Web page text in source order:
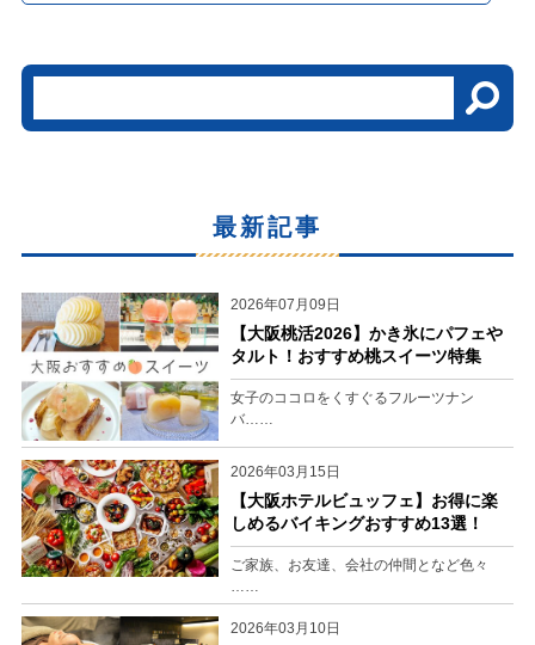
最新記事
2026年07月09日
【大阪桃活2026】かき氷にパフェや
タルト！おすすめ桃スイーツ特集
女子のココロをくすぐるフルーツナン
バ……
2026年03月15日
【大阪ホテルビュッフェ】お得に楽
しめるバイキングおすすめ13選！
ご家族、お友達、会社の仲間となど色々
……
2026年03月10日